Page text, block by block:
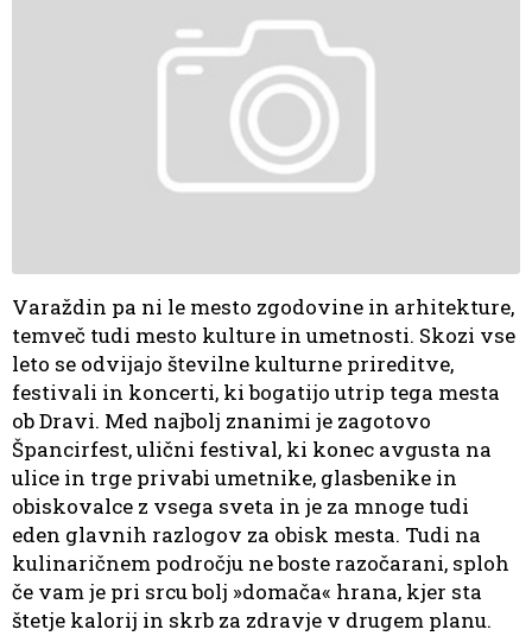
Varaždin pa ni le mesto zgodovine in arhitekture,
temveč tudi mesto kulture in umetnosti. Skozi vse
leto se odvijajo številne kulturne prireditve,
festivali in koncerti, ki bogatijo utrip tega mesta
ob Dravi. Med najbolj znanimi je zagotovo
Špancirfest, ulični festival, ki konec avgusta na
ulice in trge privabi umetnike, glasbenike in
obiskovalce z vsega sveta in je za mnoge tudi
eden glavnih razlogov za obisk mesta. Tudi na
kulinaričnem področju ne boste razočarani, sploh
če vam je pri srcu bolj »domača« hrana, kjer sta
štetje kalorij in skrb za zdravje v drugem planu.